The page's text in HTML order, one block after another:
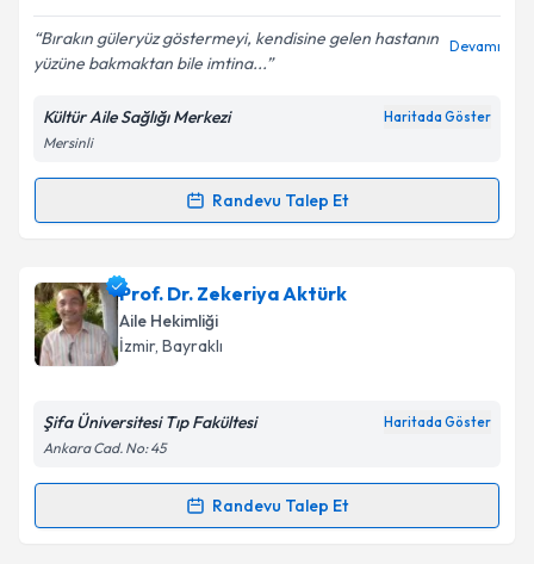
E-posta Adresiniz
Metni'ni okudum ve kişisel verilerimin belirtilen
kapsamda işlenmesini kabul ediyorum.
Bırakın güleryüz göstermeyi, kendisine gelen hastanın
yüzüne bakmaktan bile imtina...
Devamı
Kültür Aile Sağlığı Merkezi Haritada Göster
Mersinli
Randevu Talep Et
Randevu Takvimi Talebi
Uzm. Dr. Zeynep Ayşen Akıniçin randevu takvimi
talebi oluşturun. Size bu uzmandan randevu almanız
için bir takvim hazırlandığında e-posta ile
bilgilendireceğiz.
E-posta Adresiniz
Kişisel verilerimin işlenmesine ilişkinAydınlatma
Prof. Dr. Zekeriya Aktürk
Aile Hekimliği
İzmir, Bayraklı
Şifa Üniversitesi Tıp Fakültesi Haritada Göster
Ankara Cad. No: 45
Randevu Talep Et
Randevu Takvimi Talebi